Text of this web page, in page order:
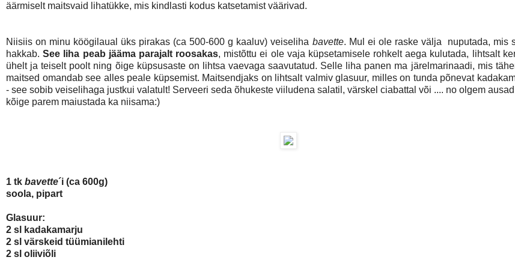
äärmiselt maitsvaid lihatükke, mis kindlasti kodus katsetamist väärivad.
Niisiis on minu köögilaual üks pirakas (ca 500-600 g kaaluv) veiseliha bavette. Mul ei ole raske välja nuputada, mis
hakkab.See liha peab jääma parajalt roosakas, mistõttu ei ole vaja küpsetamisele rohkelt aega kulutada, lihtsalt
ühelt ja teiselt poolt ning õige küpsusaste on lihtsa vaevaga saavutatud. Selle liha panen ma järelmarinaadi, mis
maitsed omandab see alles peale küpsemist. Maitsendjaks on lihtsalt valmiv glasuur, milles on tunda põnevat
- see sobib veiselihaga justkui valatult! Serveeri seda õhukeste viiludena salatil, värskel ciabattal või .... no olgem
kõige parem maiustada ka niisama:)
1 tk bavette´i (ca 600g)
soola, pipart
Glasuur:
2 sl kadakamarju
2 sl värskeid tüümianilehti
2 sl oliiviõli